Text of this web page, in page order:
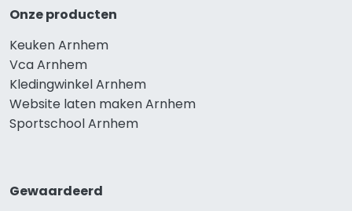
Onze producten
Keuken Arnhem
Vca Arnhem
Kledingwinkel Arnhem
Website laten maken Arnhem
Sportschool Arnhem
Gewaardeerd